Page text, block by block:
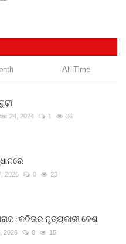
All Time
24, 2024 1 36
2026 0 23
: କବିତାର ନୃତ୍ୟକାରୀ ବେଶ
2026 0 15